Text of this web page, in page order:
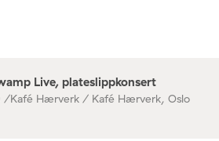
Live, plateslippkonsert
/Kafé Hærverk / Kafé Hærverk, Oslo